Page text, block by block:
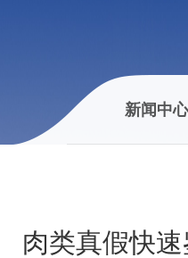
新闻中心
肉类真假快